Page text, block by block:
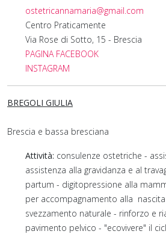
ostetricannamaria@gmail.com
Centro Praticamente
Via Rose di Sotto, 15 - Brescia
PAGINA FACEBOOK
INSTAGRAM
BREGOLI GIULIA
Brescia e bassa bresciana
Attività: consulenze ostetriche -
assistenza alla gravidanza e al
partum - digitopressione alla
per accompagnamento alla
svezzamento naturale - rinforzo e
pavimento pelvico - "ecovivere" il